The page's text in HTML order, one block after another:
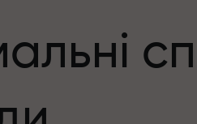
драйву та дисципліни